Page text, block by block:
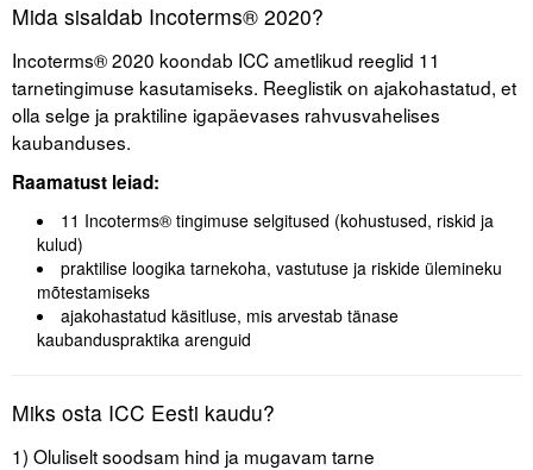
Mida sisaldab Incoterms® 2020?
Incoterms® 2020 koondab ICC ametlikud reeglid 11
tarnetingimuse kasutamiseks. Reeglistik on ajakohastatud, et
olla selge ja praktiline igapäevases rahvusvahelises
kaubanduses.
Raamatust leiad:
11 Incoterms® tingimuse selgitused (kohustused, riskid ja
kulud)
praktilise loogika tarnekoha, vastutuse ja riskide ülemineku
mõtestamiseks
ajakohastatud käsitluse, mis arvestab tänase
kaubanduspraktika arenguid
Miks osta ICC Eesti kaudu?
1) Oluliselt soodsam hind ja mugavam tarne